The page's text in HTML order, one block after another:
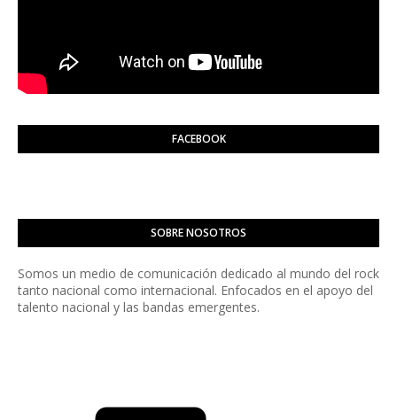
FACEBOOK
SOBRE NOSOTROS
Somos un medio de comunicación dedicado al mundo del rock
tanto nacional como internacional. Enfocados en el apoyo del
talento nacional y las bandas emergentes.